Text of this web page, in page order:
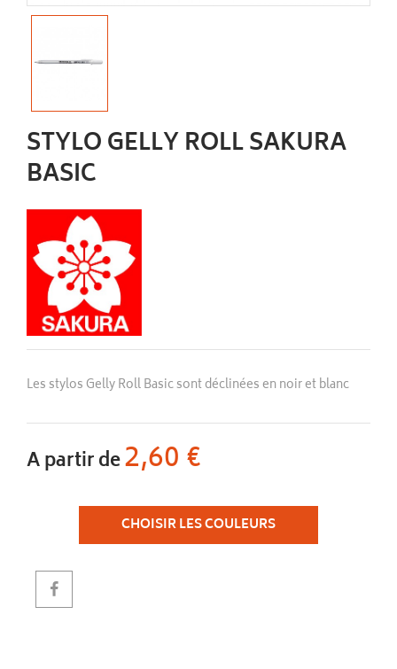
STYLO GELLY ROLL SAKURA
BASIC
Les stylos Gelly Roll Basic sont déclinées en noir et blanc
A partir de2,60 €
CHOISIR LES COULEURS